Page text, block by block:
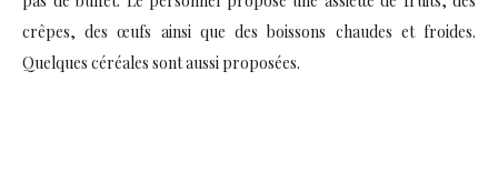
crêpes, des œufs ainsi que des boissons chaudes et froides.
Quelques céréales sont aussi proposées.